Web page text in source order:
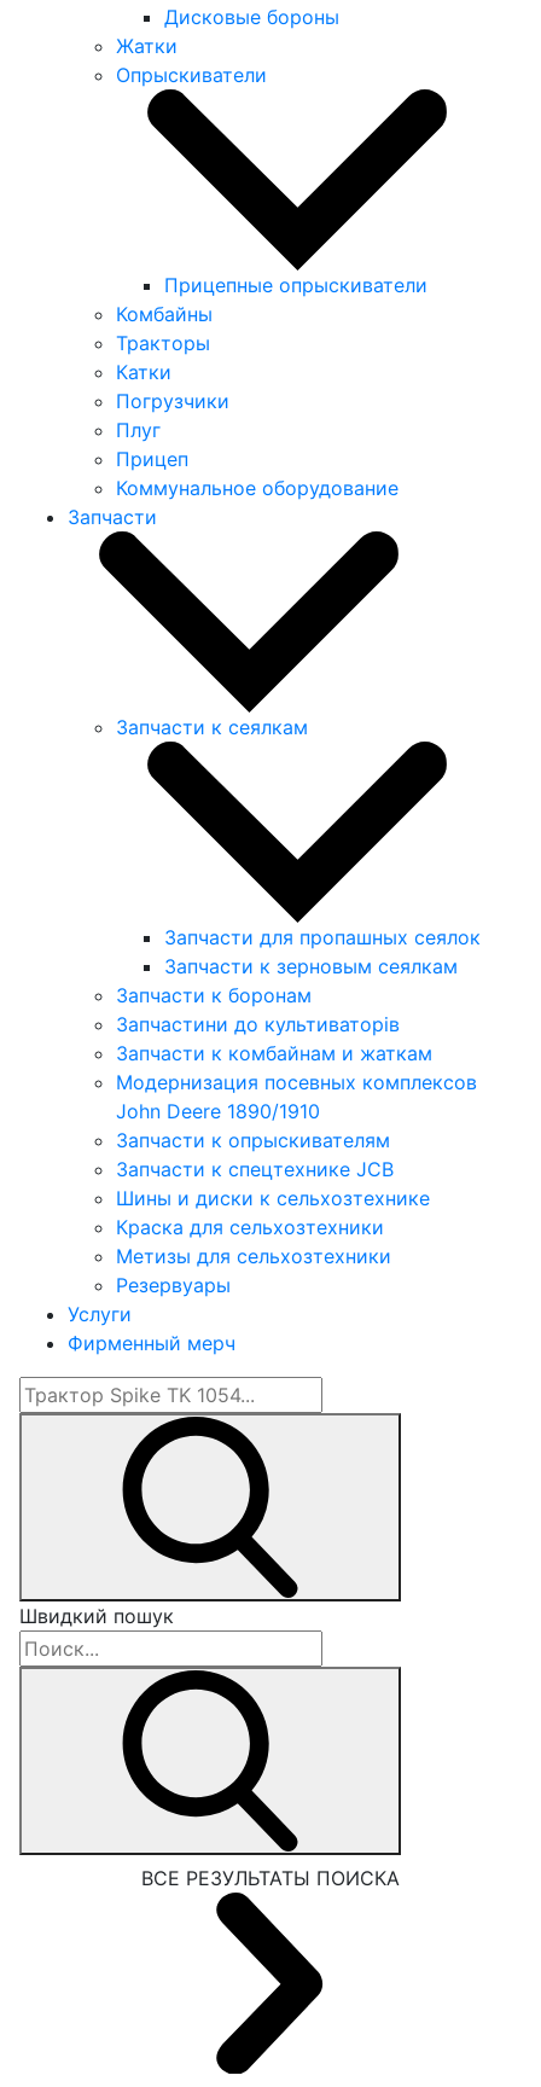
Дисковые бороны
Жатки
Опрыскиватели
Прицепные опрыскиватели
Комбайны
Тракторы
Катки
Погрузчики
Плуг
Прицеп
Коммунальное оборудование
Запчасти
Запчасти к сеялкам
Запчасти для пропашных сеялок
Запчасти к зерновым сеялкам
Запчасти к боронам
Запчастини до культиваторів
Запчасти к комбайнам и жаткам
Модернизация посевных комплексов
John Deere 1890/1910
Запчасти к опрыскивателям
Запчасти к спецтехнике JCB
Шины и диски к сельхозтехнике
Краска для сельхозтехники
Метизы для сельхозтехники
Резервуары
Услуги
Фирменный мерч
Швидкий пошук
ВСЕ РЕЗУЛЬТАТЫ ПОИСКА